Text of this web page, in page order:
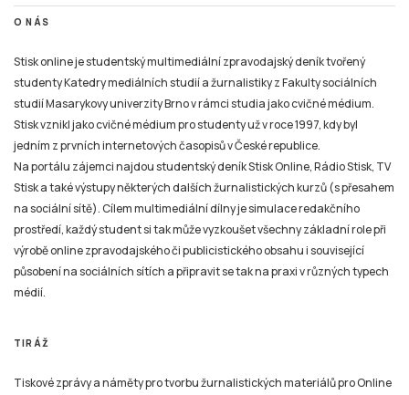
O NÁS
Stisk online je studentský multimediální zpravodajský deník tvořený
studenty Katedry mediálních studií a žurnalistiky z Fakulty sociálních
studií Masarykovy univerzity Brno v rámci studia jako cvičné médium.
Stisk vznikl jako cvičné médium pro studenty už v roce 1997, kdy byl
jedním z prvních internetových časopisů v České republice.
Na portálu zájemci najdou studentský deník Stisk Online, Rádio Stisk, TV
Stisk a také výstupy některých dalších žurnalistických kurzů (s přesahem
na sociální sítě). Cílem multimediální dílny je simulace redakčního
prostředí, každý student si tak může vyzkoušet všechny základní role při
výrobě online zpravodajského či publicistického obsahu i související
působení na sociálních sítích a připravit se tak na praxi v různých typech
médií.
TIRÁŽ
Tiskové zprávy a náměty pro tvorbu žurnalistických materiálů pro Online